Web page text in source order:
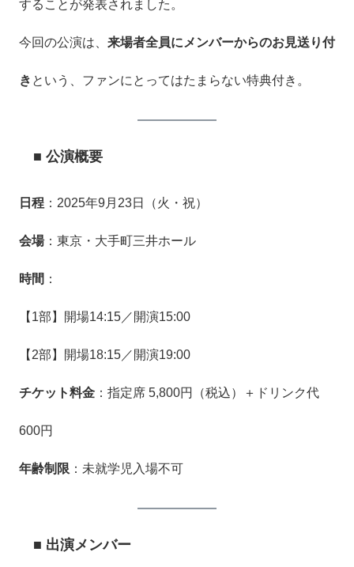
することが発表されました。
今回の公演は、 来場者全員にメンバーからのお見送り付
き という、ファンにとってはたまらない特典付き。
■ 公演概要
日程 ：2025年9月23日（火・祝）
会場：東京・大手町三井ホール
時間 ：
【1部】開場14:15／開演15:00
【2部】開場18:15／開演19:00
チケット料金 ：指定席 5,800円（税込）＋ドリンク代
600円
年齢制限 ：未就学児入場不可
■ 出演メンバー